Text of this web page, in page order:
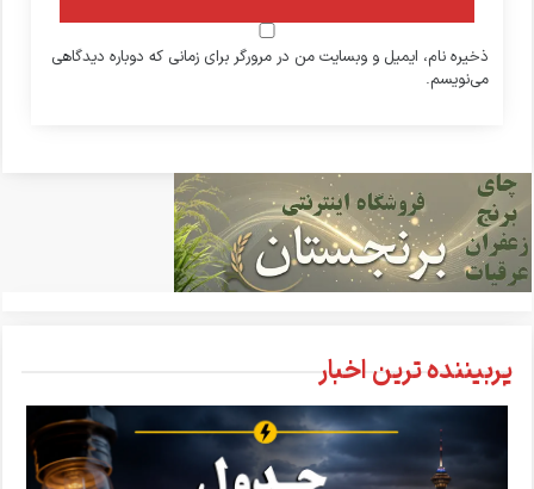
ذخیره نام، ایمیل و وبسایت من در مرورگر برای زمانی که دوباره دیدگاهی
می‌نویسم.
پربیننده ترین اخبار